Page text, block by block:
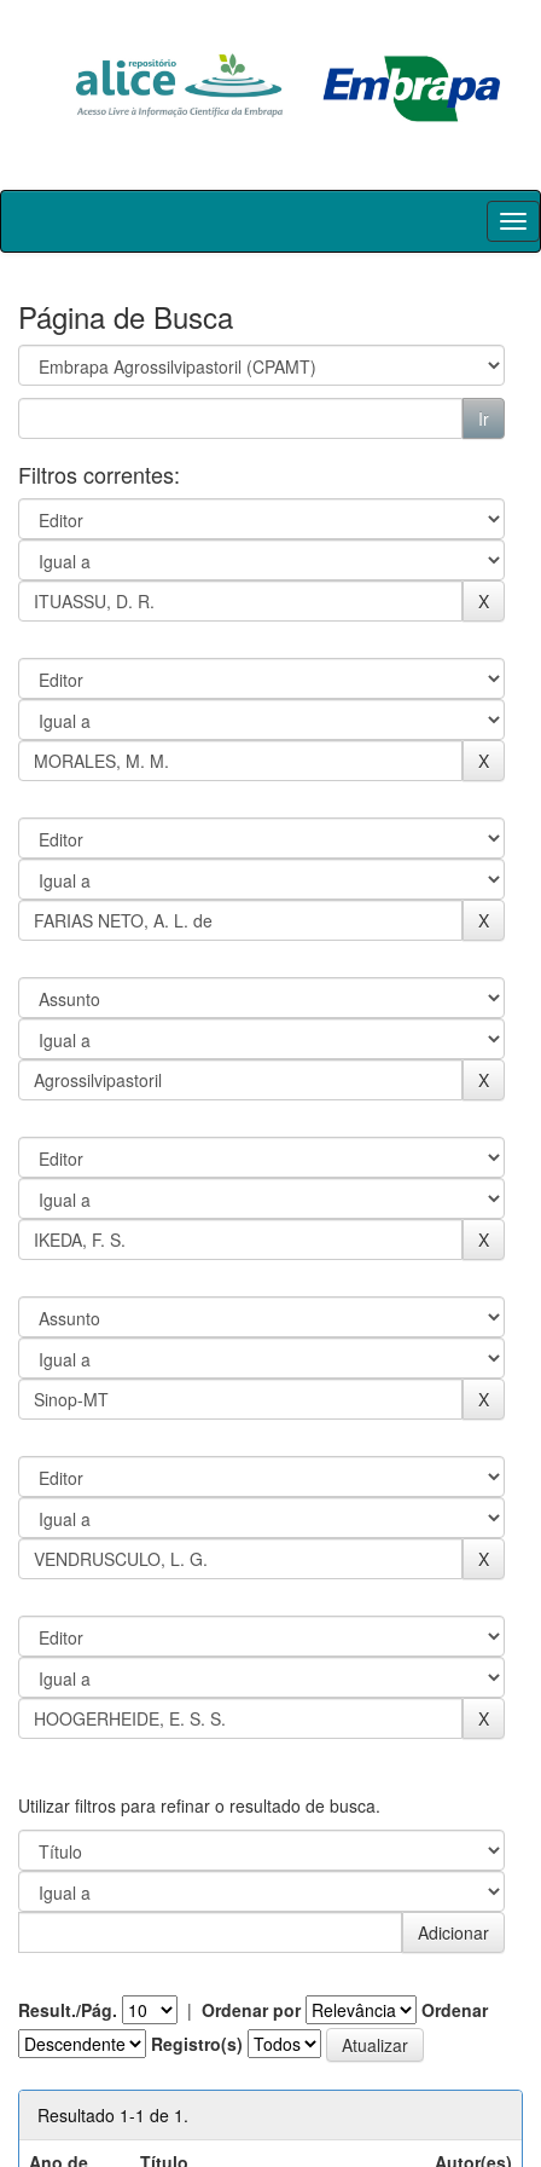
Skip
Página de Busca
Filtros correntes:
Utilizar filtros para refinar o resultado de busca.
Result./Pág. | Ordenar por
Ordenar
Registro(s)
Resultado 1-1 de 1.
Ano de
Título Autor(es)